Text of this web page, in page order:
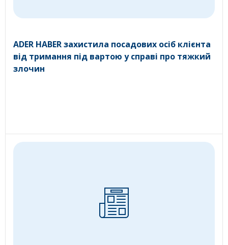
ADER HABER захистила посадових осіб клієнта
від тримання під вартою у справі про тяжкий
злочин